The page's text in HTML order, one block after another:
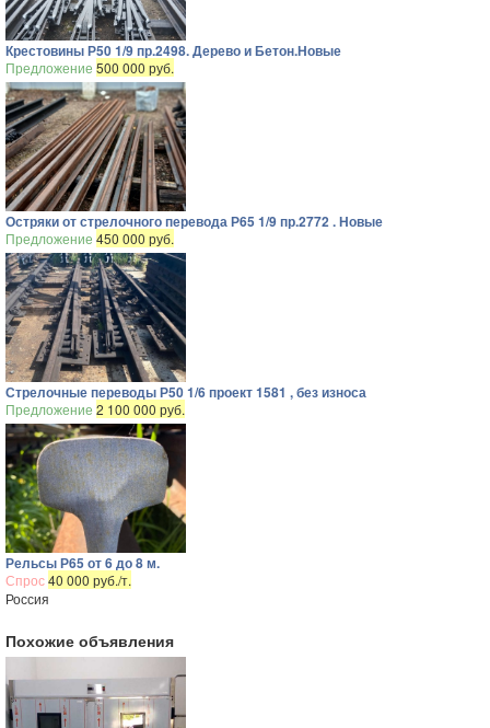
Крестовины Р50 1/9 пр.2498. Дерево и Бетон.Новые
Предложение 500 000 руб.
Остряки от стрелочного перевода Р65 1/9 пр.2772 . Новые
Предложение 450 000 руб.
Стрелочные переводы Р50 1/6 проект 1581 , без износа
Предложение 2 100 000 руб.
Рельсы Р65 от 6 до 8 м.
Спрос40 000 руб./т.
Россия
Похожие объявления